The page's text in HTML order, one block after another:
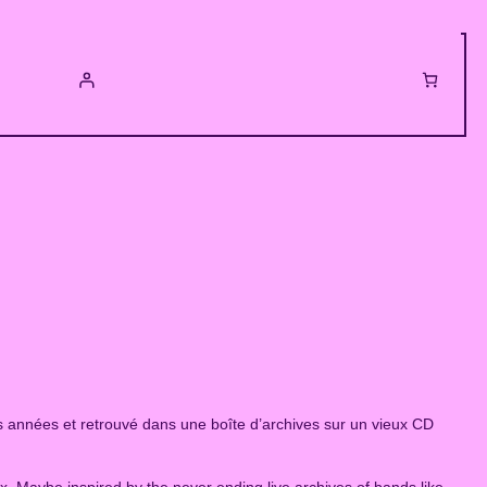
et retrouvé dans une boîte d’archives sur un vieux CD